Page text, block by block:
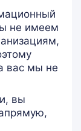
не имеем
вас мы не
вы